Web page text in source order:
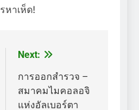
หาเห็ด!
Next:
การออกสำรวจ –
สมาคมไมคอลอจิ
แห่งอัลเบอร์ตา